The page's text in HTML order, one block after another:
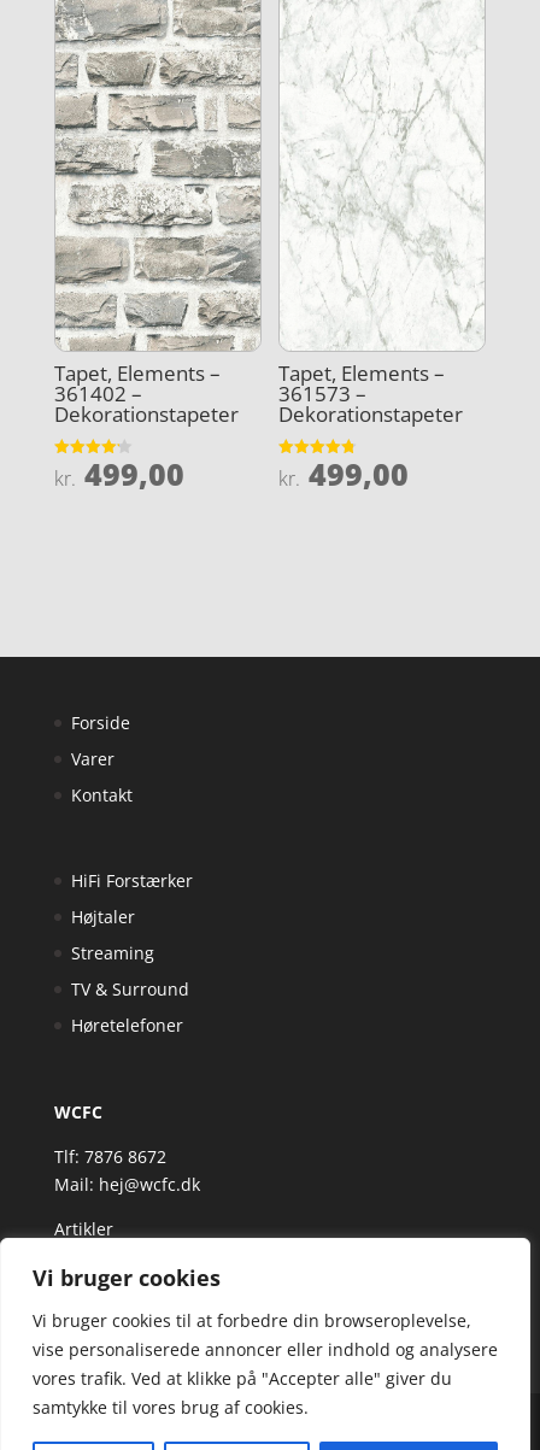
Vi bruger cookies
Vi bruger cookies til at forbedre din browseroplevelse,
vise personaliserede annoncer eller indhold og analysere
vores trafik. Ved at klikke på "Accepter alle" giver du
samtykke til vores brug af cookies.
Tapet, Elements –
361402 –
Dekorationstapeter
Vurderet
4.2
kr. 499,00
Tapet, Elements –
361573 –
Dekorationstapeter
Vurderet
4.8
kr. 499,00
Forside
Varer
Kontakt
HiFi Forstærker
Højtaler
Streaming
TV & Surround
Høretelefoner
WCFC
Tlf: 7876 8672
Mail: hej@wcfc.dk
Artikler